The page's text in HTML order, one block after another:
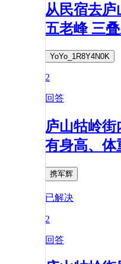
从民宿去
五老峰 三
YoYo_1R8Y4N0K
2
回答
庐山牯岭
有身高、体
携军辉
已解决
2
回答